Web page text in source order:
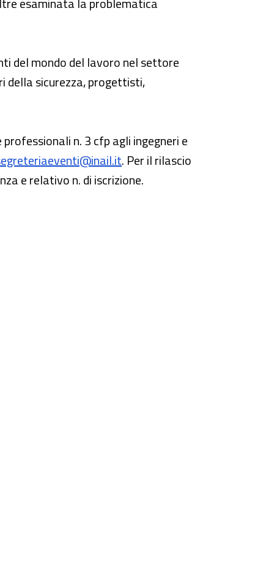
del mondo del lavoro nel settore
della sicurezza, progettisti,
n. 3 cfp agli ingegneri e
. Per il rilascio
e relativo n. di iscrizione.